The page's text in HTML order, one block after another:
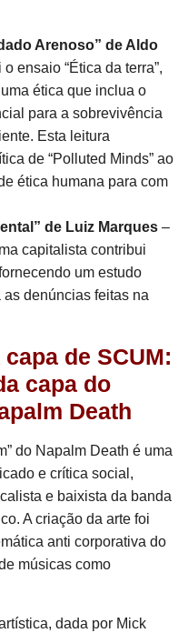
Arenoso” de Aldo
ensaio “Ética da terra”,
ética que inclua o
para a sobrevivência
Esta leitura
de “Polluted Minds” ao
ética humana para com
de Luiz Marques –
capitalista contribui
um estudo
denúncias feitas na
de SCUM:
capa do
Death
do Napalm Death é uma
e crítica social,
e baixista da banda
A criação da arte foi
anti corporativa do
músicas como
dada por Mick